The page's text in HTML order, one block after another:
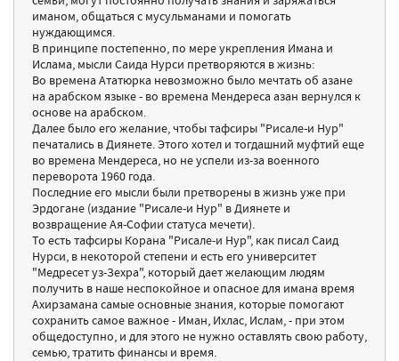
иманом, общаться с мусульманами и помогать
нуждающимся.
В принципе постепенно, по мере укрепления Имана и
Ислама, мысли Саида Нурси претворяются в жизнь:
Во времена Ататюрка невозможно было мечтать об азане
на арабском языке - во времена Мендереса азан вернулся к
основе на арабском.
Далее было его желание, чтобы тафсиры "Рисале-и Нур"
печатались в Диянете. Этого хотел и тогдашний муфтий еще
во времена Мендереса, но не успели из-за военного
переворота 1960 года.
Последние его мысли были претворены в жизнь уже при
Эрдогане (издание "Рисале-и Нур" в Диянете и
возвращение Ая-Софии статуса мечети).
То есть тафсиры Корана "Рисале-и Нур", как писал Саид
Нурси, в некоторой степени и есть его университет
"Медресет уз-Зехра", который дает желающим людям
получить в наше неспокойное и опасное для имана время
Ахирзамана самые основные знания, которые помогают
сохранить самое важное - Иман, Ихлас, Ислам, - при этом
общедоступно, и для этого не нужно оставлять свою работу,
семью, тратить финансы и время.